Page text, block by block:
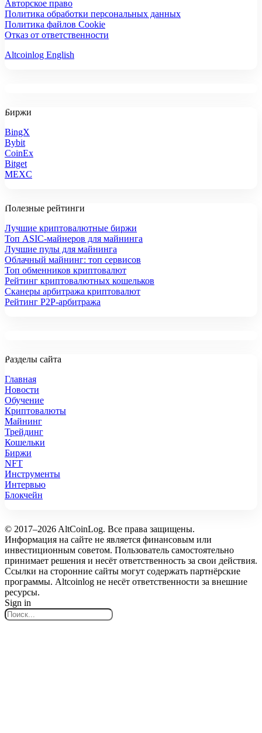
Авторское право
Политика обработки персональных данных
Политика файлов Cookie
Отказ от ответственности
Altcoinlog English
Биржи
BingX
Bybit
CoinEx
Bitget
MEXC
Полезные рейтинги
Лучшие криптовалютные биржи
Топ ASIC-майнеров для майнинга
Лучшие пулы для майнинга
Облачный майнинг: топ сервисов
Топ обменников криптовалют
Рейтинг криптовалютных кошельков
Сканеры арбитража криптовалют
Рейтинг P2P-арбитража
Разделы сайта
Главная
Новости
Обучение
Криптовалюты
Майнинг
Трейдинг
Кошельки
Биржи
NFT
Инструменты
Интервью
Блокчейн
© 2017–2026 AltCoinLog. Все права защищены.
Информация на сайте не является финансовым или
инвестиционным советом. Пользователь самостоятельно
принимает решения и несёт ответственность за свои действия.
Ссылки на сторонние сайты могут содержать партнёрские
программы. Altcoinlog не несёт ответственности за внешние
ресурсы.
Sign in